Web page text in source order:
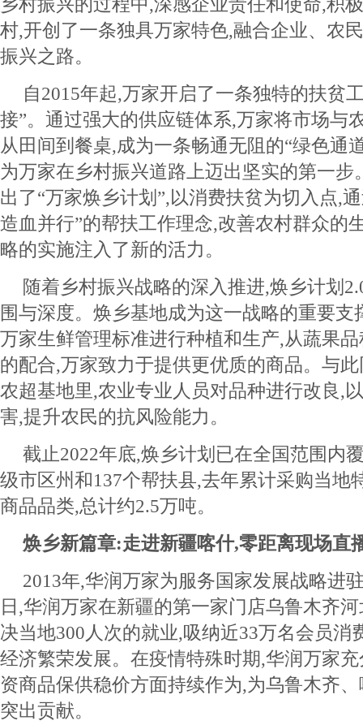
村,开创了一条独具万家特色,融合企业、农
振兴之路。
自2015年起,万家开启了一条独特的扶
接”。通过强大的供应链体系,万家将市场与
从田间到餐桌,成为一条畅通无阻的“绿色通
为万家在乡村振兴道路上迈出坚实的第一步
出了“万家焕乡计划”,以消费扶贫为切入点,
造血并行”的帮扶工作理念,改善农村群众的
略的实施注入了新的活力。
随着乡村振兴战略的深入推进,焕乡计划
围与深度。焕乡基地成为这一战略的重要支
万家生鲜管理标准进行种植和生产,从蔬果
的配合,万家致力于提供更优质的商品。与
农超基地里,农业专业人员对品种进行改良,
害,提升农民的抗风险能力。
截止2022年底,焕乡计划已在全国范围内
级市区州和137个帮扶县,去年累计采购当地
商品品类,总计约2.5万吨。
焕乡新篇章:走进新疆喀什,零距离现场直
2013年,华润万家为服务国家发展战略进
日,华润万家在新疆的第一家门店乌鲁木齐
决当地300人次的就业,吸纳近33万名会员消
经济繁荣发展。在疫情特殊时期,华润万家
资商品保供稳价方面持续作为,为乌鲁木齐
突出贡献。